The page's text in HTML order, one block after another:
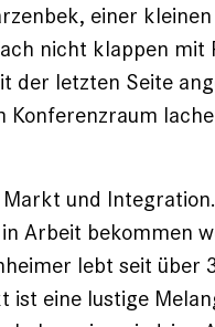
einer
nicht klappen mit
der letzten Seite
Konferenzraum
und
Arbeit bekommen
lebt seit über
ist eine lustige